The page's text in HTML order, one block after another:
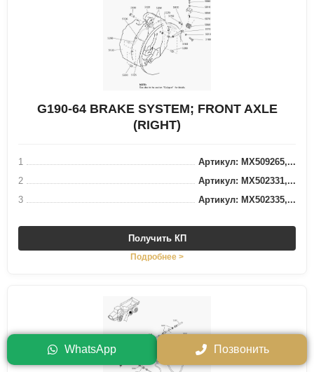
WhatsApp Позвонить
G190-64 BRAKE SYSTEM; FRONT AXLE
(RIGHT)
1
Артикул: MX509265,...
2
Артикул: MX502331,...
3
Артикул: MX502335,...
Получить КП
Подробнее >